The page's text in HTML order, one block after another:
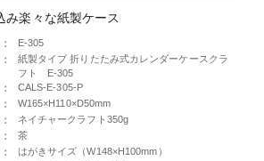
み楽々な紙製ケース
： E-305
：
紙製タイプ 折りたたみ式カレンダーケースクラ
フト E-305
： CALS-E-305-P
： W165×H110×D50mm
： ネイチャークラフト350g
： 茶
： はがきサイズ（W148×H100mm）